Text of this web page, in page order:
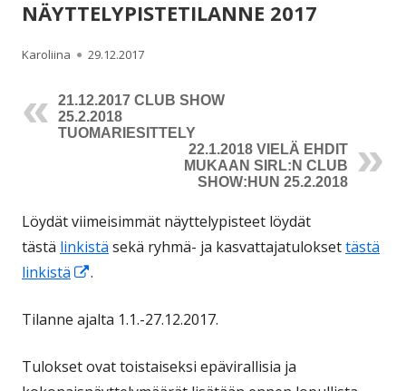
NÄYTTELYPISTETILANNE 2017
Kirjoittaja
Karoliina Julkaistu
29.12.2017
21.12.2017 CLUB SHOW
25.2.2018
TUOMARIESITTELY
22.1.2018 VIELÄ EHDIT
MUKAAN SIRL:N CLUB
SHOW:HUN 25.2.2018
Löydät viimeisimmät näyttelypisteet löydät
tästä linkistä sekä ryhmä- ja kasvattajatuloksettästä
linkistä
Avautuu
ikkunaan
.
Tilanne ajalta 1.1.-27.12.2017.
Tulokset ovat toistaiseksi epävirallisia ja